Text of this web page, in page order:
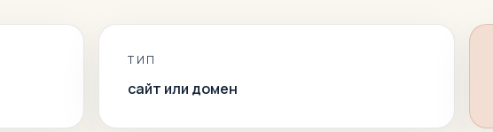
ТИП
сайт или домен